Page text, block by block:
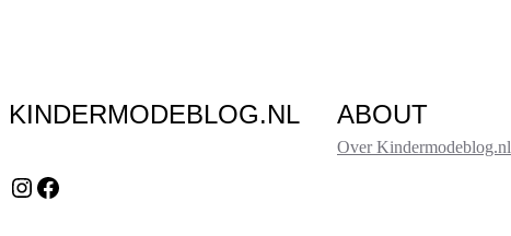
KINDERMODEBLOG.NL
Instagram Facebook
ABOUT
Over Kindermodeblog.nl